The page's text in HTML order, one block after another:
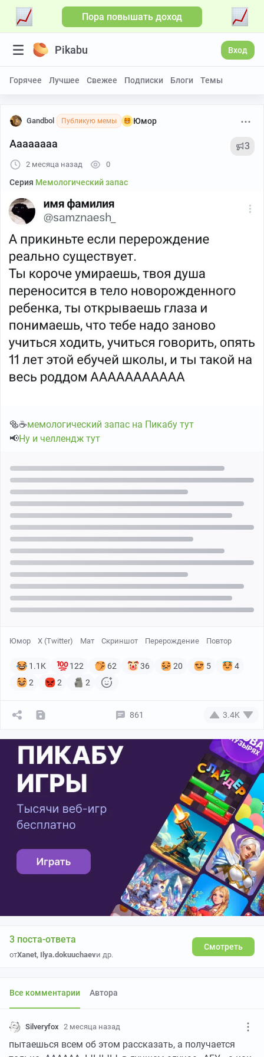
Пора повышать доход
Pikabu Вход
Горячее Лучшее Свежее Подписки Блоги Темы
Gandbol Публикую мемы Юмор
Аааааааа 3
2 месяца назад 0
Серия Мемологический запас
🥯☕мемологический запас на Пикабу тут
📢Ну и челлендж тут
Юмор X (Twitter) Мат Скриншот Перерождение Повтор
1.1K 122 62 36 20 5
4
2
2 2
861 3.4K
3 поста-ответа
отXanet, Ilya.dokuuchaevи др.
Смотреть
Все комментарии Автора
Silveryfox 2 месяца назад
пытаешься всем об этом рассказать, а получается